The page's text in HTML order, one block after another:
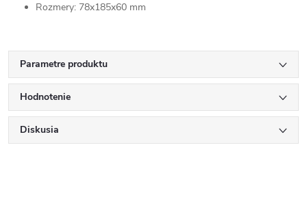
Rozmery: 78x185x60 mm
Parametre produktu
Hodnotenie
Diskusia